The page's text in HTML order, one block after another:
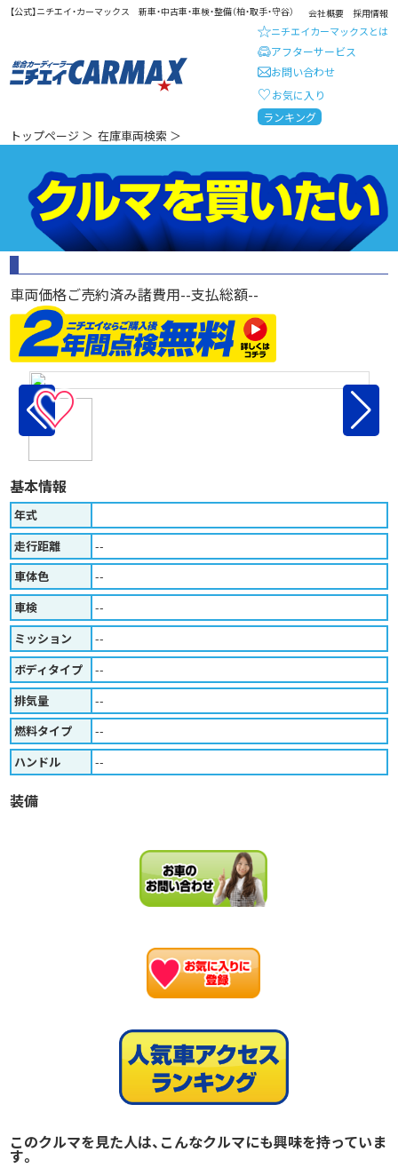
【公式】ニチエイ・カーマックス 新車・中古車・車検・整備（柏・取手・守谷） 会社概要 採用情報
総合カーディーラー ニチエイ・
ニチエイカーマックスとは
アフターサービス
お問い合わせ
お気に入り
ランキング
トップページ ＞ 在庫車両検索 ＞
車両価格ご売約済み諸費用--支払総額--
♡
基本情報
年式
走行距離
--
車体色
--
車検
--
ミッション
--
ボディタイプ
--
排気量
--
燃料タイプ
--
ハンドル
--
装備
このクルマを見た人は、こんなクルマにも興味を持っていま
す。